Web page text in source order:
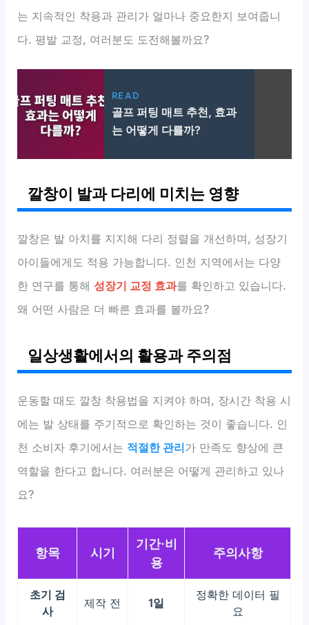
는 지속적인 착용과 관리가 얼마나 중요한지 보여줍니
다. 평발 교정, 여러분도 도전해볼까요?
READ
골프 퍼팅 매트 추천, 효과
는 어떻게 다를까?
깔창이 발과 다리에 미치는 영향
깔창은 발 아치를 지지해 다리 정렬을 개선하며, 성장기
아이들에게도 적용 가능합니다. 인천 지역에서는 다양
한 연구를 통해 성장기 교정 효과를 확인하고 있습니다.
왜 어떤 사람은 더 빠른 효과를 볼까요?
일상생활에서의 활용과 주의점
운동할 때도 깔창 착용법을 지켜야 하며, 장시간 착용 시
에는 발 상태를 주기적으로 확인하는 것이 좋습니다. 인
천 소비자 후기에서는 적절한 관리가 만족도 향상에 큰
역할을 한다고 합니다. 여러분은 어떻게 관리하고 있나
요?
항목 시기
기간·비
용
주의사항
초기 검
사
제작 전 1일
정확한 데이터 필
요